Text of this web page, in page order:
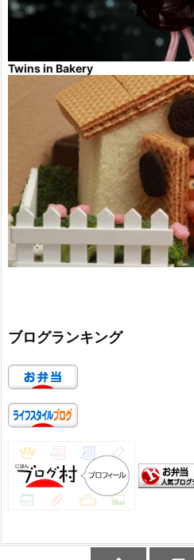
Twins in Bakery
ブログランキング